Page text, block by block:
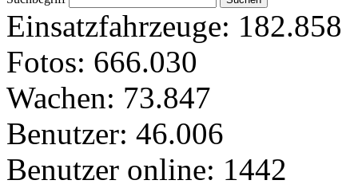
Einsatzfahrzeuge: 182.858
Fotos: 666.030
Wachen: 73.847
Benutzer: 46.006
Benutzer online: 1442